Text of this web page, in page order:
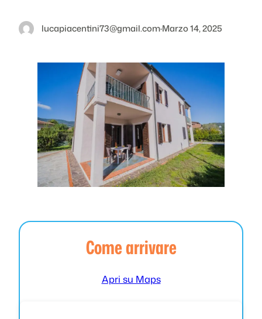
lucapiacentini73@gmail.com·Marzo 14, 2025
Come arrivare
Apri su Maps